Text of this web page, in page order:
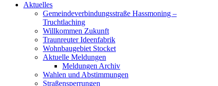
Aktuelles
Gemeindeverbindungsstraße Hassmoning –
Truchtlaching
Willkommen Zukunft
Traunreuter Ideenfabrik
Wohnbaugebiet Stocket
Aktuelle Meldungen
Meldungen Archiv
Wahlen und Abstimmungen
Straßensperrungen